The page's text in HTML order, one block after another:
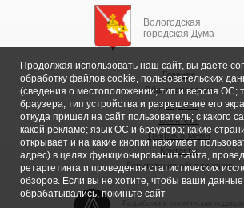
Вологодская
городская Дума
Главная
Общие сведения
Депутаты
Комитеты
График приема
Контакты
Депутатские объединения
Продолжая использовать наш сайт, вы даете
обработку файлов cookie, пользовательских
(сведения о местоположении; тип и версия ОС;
браузера; тип устройства и разрешение его
откуда пришел на сайт пользователь; с какого
какой рекламе; язык ОС и браузера; какие
открывает и на какие кнопки нажимает
адрес) в целях функционирования сайта,
ретаргетинга и проведения статистических
обзоров. Если вы не хотите, чтобы ваши данные
обрабатывались, покиньте сайт